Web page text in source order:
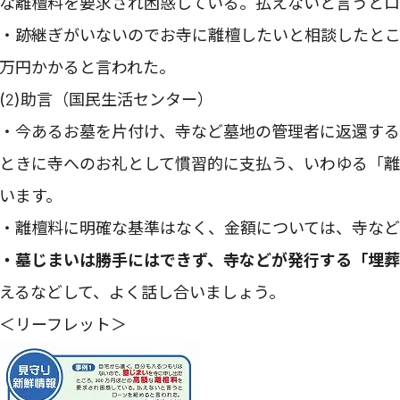
・跡継ぎがいないのでお寺に離檀したいと相談したと
万円かかると言われた。
(2)助言（国民生活センター）
・今あるお墓を片付け、寺など墓地の管理者に返還す
ときに寺へのお礼として慣習的に支払う、いわゆる「
います。
・離檀料に明確な基準はなく、金額については、寺な
・墓じまいは勝手にはできず、寺などが発行する「埋
えるなどして、よく話し合いましょう。
＜リーフレット＞